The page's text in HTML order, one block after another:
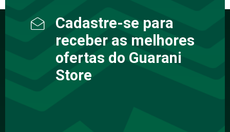
Cadastre-se para
receber as melhores
ofertas do Guarani
Store